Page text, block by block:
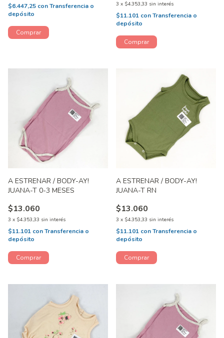
$6.447,25 conTransferencia o
depósito
3 x $4.353,33 sin interés
$11.101 conTransferencia o
depósito
A ESTRENAR / BODY-AY!
JUANA-T 0-3 MESES
$13.060
3 x $4.353,33 sin interés
$11.101 conTransferencia o
depósito
A ESTRENAR / BODY-AY!
JUANA-T RN
$13.060
3 x $4.353,33 sin interés
$11.101 conTransferencia o
depósito